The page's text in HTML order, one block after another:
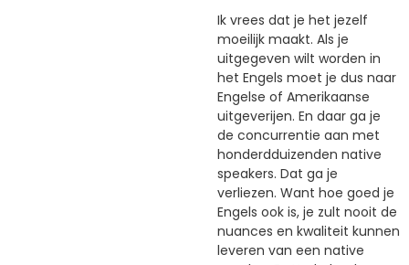
Ik vrees dat je het jezelf
moeilijk maakt. Als je
uitgegeven wilt worden in
het Engels moet je dus naar
Engelse of Amerikaanse
uitgeverijen. En daar ga je
de concurrentie aan met
honderdduizenden native
speakers. Dat ga je
verliezen. Want hoe goed je
Engels ook is, je zult nooit de
nuances en kwaliteit kunnen
leveren van een native